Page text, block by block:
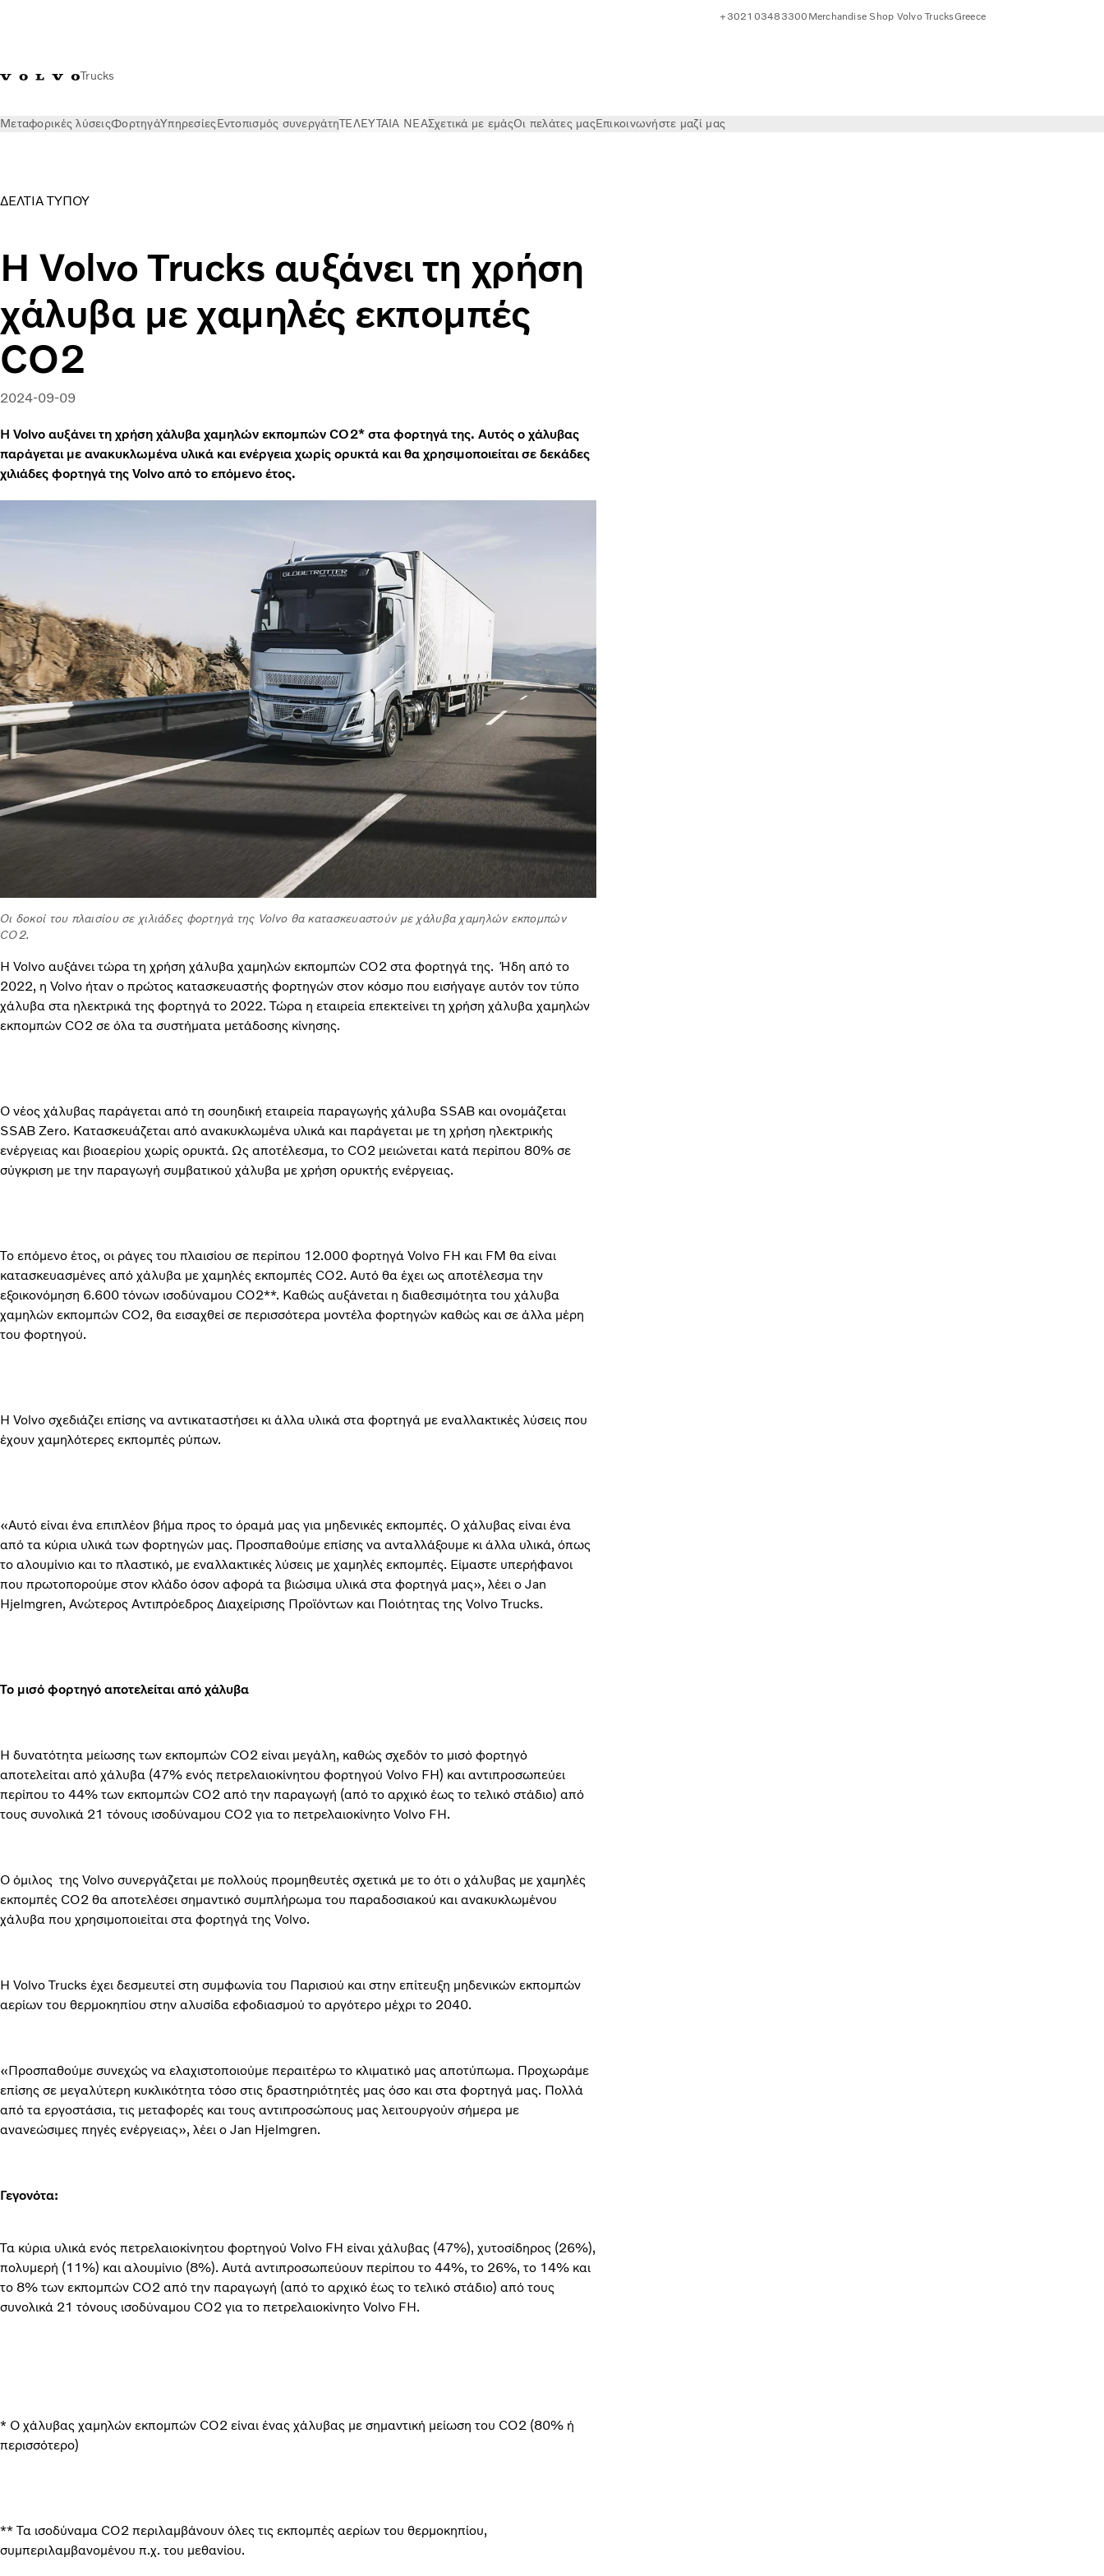
Trucks
+302103483300 Merchandise Shop Volvo TrucksGreece
Μεταφορικές λύσειςΦορτηγάΥπηρεσίεςΕντοπισμός συνεργάτηΤΕΛΕΥΤΑΙΑ ΝΕΑΣχετικά με εμάςΟι πελάτες μαςΕπικοινωνήστε μαζί μας
ΔΕΛΤΙΑ ΤΥΠΟΥ
Η Volvo Trucks αυξάνει τη χρήση
χάλυβα με χαμηλές εκπομπές
CO2
2024-09-09
Η Volvo αυξάνει τη χρήση χάλυβα χαμηλών εκπομπών CO2* στα φορτηγά της. Αυτός ο χάλυβας
παράγεται με ανακυκλωμένα υλικά και ενέργεια χωρίς ορυκτά και θα χρησιμοποιείται σε δεκάδες
χιλιάδες φορτηγά της Volvo από το επόμενο έτος.
Οι δοκοί του πλαισίου σε χιλιάδες φορτηγά της Volvo θα κατασκευαστούν με χάλυβα χαμηλών εκπομπών
CO2.
Η Volvo αυξάνει τώρα τη χρήση χάλυβα χαμηλών εκπομπών CO2 στα φορτηγά της. Ήδη από το
2022, η Volvo ήταν ο πρώτος κατασκευαστής φορτηγών στον κόσμο που εισήγαγε αυτόν τον τύπο
χάλυβα στα ηλεκτρικά της φορτηγά το 2022. Τώρα η εταιρεία επεκτείνει τη χρήση χάλυβα χαμηλών
εκπομπών CO2 σε όλα τα συστήματα μετάδοσης κίνησης.
Ο νέος χάλυβας παράγεται από τη σουηδική εταιρεία παραγωγής χάλυβα SSAB και ονομάζεται
SSAB Zero. Κατασκευάζεται από ανακυκλωμένα υλικά και παράγεται με τη χρήση ηλεκτρικής
ενέργειας και βιοαερίου χωρίς ορυκτά. Ως αποτέλεσμα, το CO2 μειώνεται κατά περίπου 80% σε
σύγκριση με την παραγωγή συμβατικού χάλυβα με χρήση ορυκτής ενέργειας.
Το επόμενο έτος, οι ράγες του πλαισίου σε περίπου 12.000 φορτηγά Volvo FH και FM θα είναι
κατασκευασμένες από χάλυβα με χαμηλές εκπομπές CO2. Αυτό θα έχει ως αποτέλεσμα την
εξοικονόμηση 6.600 τόνων ισοδύναμου CO2**. Καθώς αυξάνεται η διαθεσιμότητα του χάλυβα
χαμηλών εκπομπών CO2, θα εισαχθεί σε περισσότερα μοντέλα φορτηγών καθώς και σε άλλα μέρη
του φορτηγού.
Η Volvo σχεδιάζει επίσης να αντικαταστήσει κι άλλα υλικά στα φορτηγά με εναλλακτικές λύσεις που
έχουν χαμηλότερες εκπομπές ρύπων.
«Αυτό είναι ένα επιπλέον βήμα προς το όραμά μας για μηδενικές εκπομπές. Ο χάλυβας είναι ένα
από τα κύρια υλικά των φορτηγών μας. Προσπαθούμε επίσης να ανταλλάξουμε κι άλλα υλικά, όπως
το αλουμίνιο και το πλαστικό, με εναλλακτικές λύσεις με χαμηλές εκπομπές. Είμαστε υπερήφανοι
που πρωτοπορούμε στον κλάδο όσον αφορά τα βιώσιμα υλικά στα φορτηγά μας», λέει ο Jan
Hjelmgren, Ανώτερος Αντιπρόεδρος Διαχείρισης Προϊόντων και Ποιότητας της Volvo Trucks.
Το μισό φορτηγό αποτελείται από χάλυβα
Η δυνατότητα μείωσης των εκπομπών CO2 είναι μεγάλη, καθώς σχεδόν το μισό φορτηγό
αποτελείται από χάλυβα (47% ενός πετρελαιοκίνητου φορτηγού Volvo FH) και αντιπροσωπεύει
περίπου το 44% των εκπομπών CO2 από την παραγωγή (από το αρχικό έως το τελικό στάδιο) από
τους συνολικά 21 τόνους ισοδύναμου CO2 για το πετρελαιοκίνητο Volvo FH.
Ο όμιλος της Volvo συνεργάζεται με πολλούς προμηθευτές σχετικά με το ότι ο χάλυβας με χαμηλές
εκπομπές CO2 θα αποτελέσει σημαντικό συμπλήρωμα του παραδοσιακού και ανακυκλωμένου
χάλυβα που χρησιμοποιείται στα φορτηγά της Volvo.
Η Volvo Trucks έχει δεσμευτεί στη συμφωνία του Παρισιού και στην επίτευξη μηδενικών εκπομπών
αερίων του θερμοκηπίου στην αλυσίδα εφοδιασμού το αργότερο μέχρι το 2040.
«Προσπαθούμε συνεχώς να ελαχιστοποιούμε περαιτέρω το κλιματικό μας αποτύπωμα. Προχωράμε
επίσης σε μεγαλύτερη κυκλικότητα τόσο στις δραστηριότητές μας όσο και στα φορτηγά μας. Πολλά
από τα εργοστάσια, τις μεταφορές και τους αντιπροσώπους μας λειτουργούν σήμερα με
ανανεώσιμες πηγές ενέργειας», λέει ο Jan Hjelmgren.
Γεγονότα:
Τα κύρια υλικά ενός πετρελαιοκίνητου φορτηγού Volvo FH είναι χάλυβας (47%), χυτοσίδηρος (26%),
πολυμερή (11%) και αλουμίνιο (8%). Αυτά αντιπροσωπεύουν περίπου το 44%, το 26%, το 14% και
το 8% των εκπομπών CO2 από την παραγωγή (από το αρχικό έως το τελικό στάδιο) από τους
συνολικά 21 τόνους ισοδύναμου CO2 για το πετρελαιοκίνητο Volvo FH.
* Ο χάλυβας χαμηλών εκπομπών CO2 είναι ένας χάλυβας με σημαντική μείωση του CO2 (80% ή
περισσότερο)
** Τα ισοδύναμα CO2 περιλαμβάνουν όλες τις εκπομπές αερίων του θερμοκηπίου,
συμπεριλαμβανομένου π.χ. του μεθανίου.